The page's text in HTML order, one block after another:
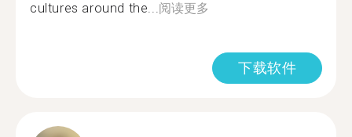
cultures around the...阅读更多
下载软件